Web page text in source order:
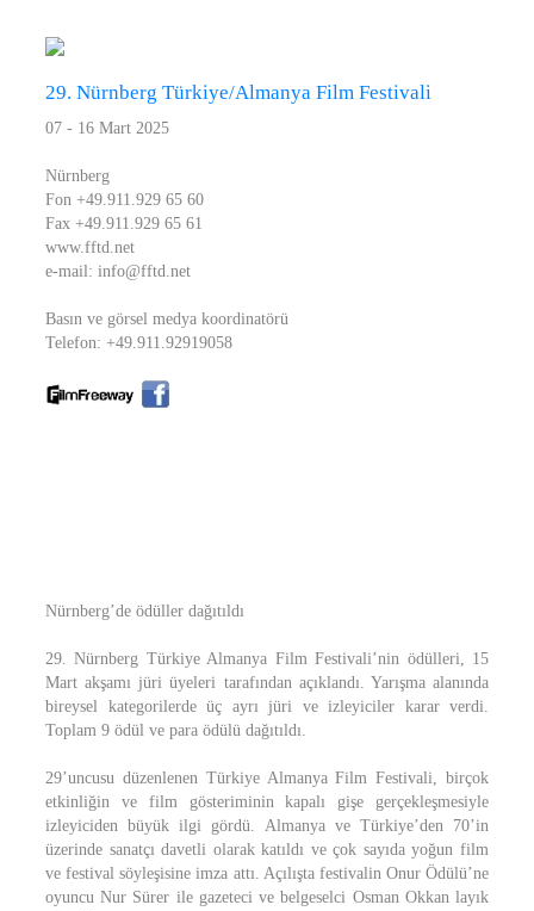
29. Nürnberg Türkiye/Almanya Film Festivali
07 - 16 Mart 2025
Nürnberg
Fon +49.911.929 65 60
Fax +49.911.929 65 61
www.fftd.net
e-mail: info@fftd.net
Basın ve görsel medya koordinatörü
Telefon: +49.911.92919058
Nürnberg’de ödüller dağıtıldı
29. Nürnberg Türkiye Almanya Film Festivali’nin ödülleri, 15
Mart akşamı jüri üyeleri tarafından açıklandı. Yarışma alanında
bireysel kategorilerde üç ayrı jüri ve izleyiciler karar verdi.
Toplam 9 ödül ve para ödülü dağıtıldı.
29’uncusu düzenlenen Türkiye Almanya Film Festivali, birçok
etkinliğin ve film gösteriminin kapalı gişe gerçekleşmesiyle
izleyiciden büyük ilgi gördü. Almanya ve Türkiye’den 70’in
üzerinde sanatçı davetli olarak katıldı ve çok sayıda yoğun film
ve festival söyleşisine imza attı. Açılışta festivalin Onur Ödülü’ne
oyuncu Nur Sürer ile gazeteci ve belgeselci Osman Okkan layık